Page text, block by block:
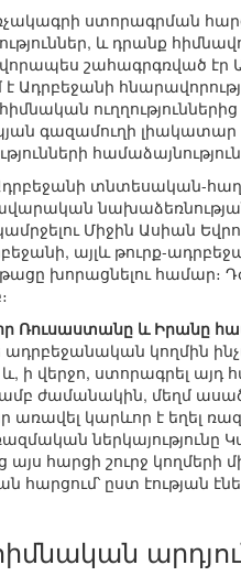
ստորագրման
և դրանք
շահագրգռված էր
Ադրբեջանի
ուղղություններից
գազամուղի լիակատար
տնտեսական-
Միջին Ասիան
այլև թուրք-
խորացնելու համար։
Ռուսաստանը և Իրանը
ադրբեջանական կողմին
ի վերջո, ստորագրել
ժամանակին, մեղմ
առավել կարևոր է եղել
հարցի շուրջ կողմերի
ըստ էության